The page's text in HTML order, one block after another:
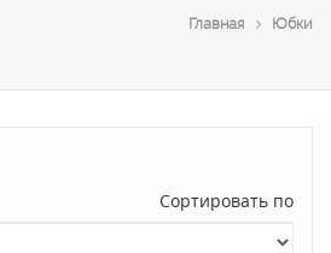
Главная Юбки
Сортировать по